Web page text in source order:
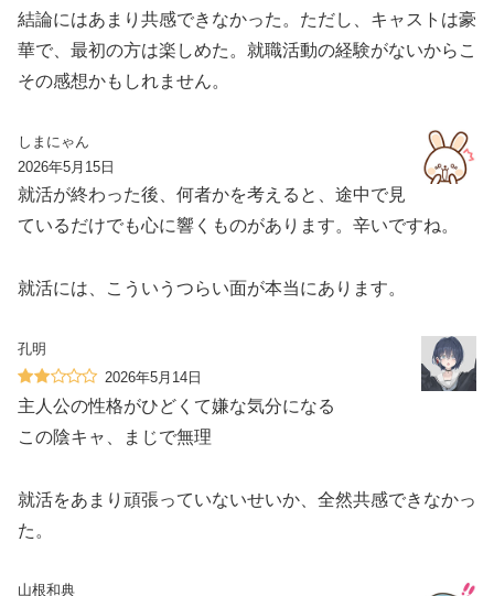
結論にはあまり共感できなかった。ただし、キャストは豪
華で、最初の方は楽しめた。就職活動の経験がないからこ
その感想かもしれません。
しまにゃん
2026年5月15日
就活が終わった後、何者かを考えると、途中で見
ているだけでも心に響くものがあります。辛いですね。
就活には、こういうつらい面が本当にあります。
孔明
2026年5月14日
主人公の性格がひどくて嫌な気分になる
この陰キャ、まじで無理
就活をあまり頑張っていないせいか、全然共感できなかっ
た。
山根和典